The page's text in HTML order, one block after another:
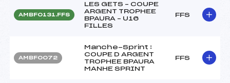
AMBF0131.FFS
LES GETS – COUPE
ARGENT TROPHEE
BPAURA – U16
FILLES
FFS
AMBF0072
Manche-Sprint :
COUPE D ARGENT
TROPHEE BPAURA
MANHE SPRINT
FFS